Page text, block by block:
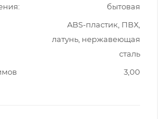
бытовая
ABS-пластик, ПВХ,
латунь, нержавеющая
сталь
3,00